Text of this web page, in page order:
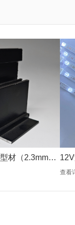
材（2.3mm黑
查看